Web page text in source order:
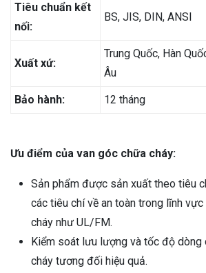
Tiêu chuẩn kết
nối:
BS, JIS, DIN, ANSI
Xuất xứ:
Trung Quốc, Hàn
Âu
Bảo hành: 12 tháng
Ưu điểm của van góc chữa cháy:
Sản phẩm được sản xuất theo tiêu
các tiêu chí về an toàn trong lĩnh
cháy như UL/FM.
Kiểm soát lưu lượng và tốc độ dòng
cháy tương đối hiệu quả.